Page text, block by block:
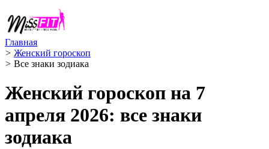
Главная
> Женский гороскоп
> Все знаки зодиака
Женский гороскоп на 7
апреля 2026: все знаки
зодиака